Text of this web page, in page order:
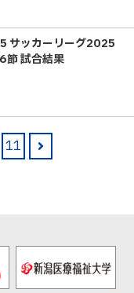
サッカーリーグ2025
節 試合結果
11